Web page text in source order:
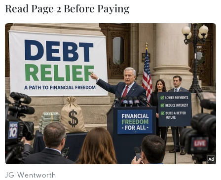
#mưa lũ tai Trung Quốc #mưa lũ #lũ lụt
Read Page 2 Before Paying
JG Wentworth